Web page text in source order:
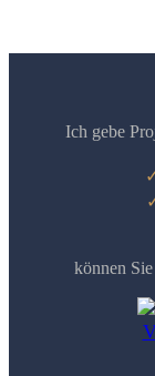
Ich gebe
können